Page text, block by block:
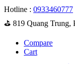
Hotline : 0933460777
⛳️ 819 Quang
Compare
Cart